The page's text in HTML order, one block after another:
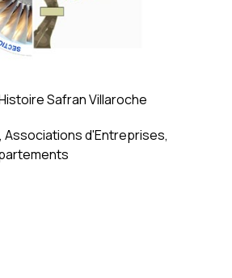
Safran Villaroche
, Associations d'Entreprises,